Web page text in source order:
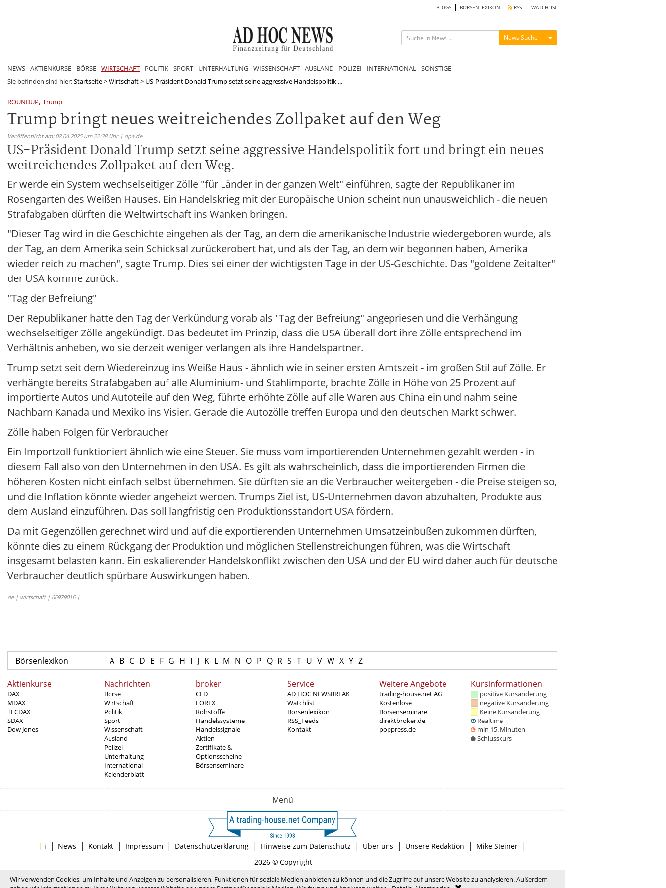
BLOGS BÖRSENLEXIKON RSS WATCHLIST
News Suche Menü ein-/ausblenden
NEWS AKTIENKURSE BÖRSE WIRTSCHAFT POLITIK SPORT UNTERHALTUNG WISSENSCHAFT AUSLAND POLIZEI INTERNATIONAL SONSTIGE
Sie befinden sind hier:Startseite>Wirtschaft> US-Präsident Donald Trump setzt seine aggressive Handelspolitik ...
ROUNDUP, Trump
Trump bringt neues weitreichendes Zollpaket auf den Weg
Veröffentlicht am: 02.04.2025 um 22:38 Uhr | dpa.de
US-Präsident Donald Trump setzt seine aggressive Handelspolitik fort und bringt ein neues
weitreichendes Zollpaket auf den Weg.
Er werde ein System wechselseitiger Zölle "für Länder in der ganzen Welt" einführen, sagte der Republikaner im
Rosengarten des Weißen Hauses. Ein Handelskrieg mit der Europäische Union scheint nun unausweichlich - die neuen
Strafabgaben dürften die Weltwirtschaft ins Wanken bringen.
"Dieser Tag wird in die Geschichte eingehen als der Tag, an dem die amerikanische Industrie wiedergeboren wurde, als
der Tag, an dem Amerika sein Schicksal zurückerobert hat, und als der Tag, an dem wir begonnen haben, Amerika
wieder reich zu machen", sagte Trump. Dies sei einer der wichtigsten Tage in der US-Geschichte. Das "goldene Zeitalter"
der USA komme zurück.
"Tag der Befreiung"
Der Republikaner hatte den Tag der Verkündung vorab als "Tag der Befreiung" angepriesen und die Verhängung
wechselseitiger Zölle angekündigt. Das bedeutet im Prinzip, dass die USA überall dort ihre Zölle entsprechend im
Verhältnis anheben, wo sie derzeit weniger verlangen als ihre Handelspartner.
Trump setzt seit dem Wiedereinzug ins Weiße Haus - ähnlich wie in seiner ersten Amtszeit - im großen Stil auf Zölle. Er
verhängte bereits Strafabgaben auf alle Aluminium- und Stahlimporte, brachte Zölle in Höhe von 25 Prozent auf
importierte Autos und Autoteile auf den Weg, führte erhöhte Zölle auf alle Waren aus China ein und nahm seine
Nachbarn Kanada und Mexiko ins Visier. Gerade die Autozölle treffen Europa und den deutschen Markt schwer.
Zölle haben Folgen für Verbraucher
Ein Importzoll funktioniert ähnlich wie eine Steuer. Sie muss vom importierenden Unternehmen gezahlt werden - in
diesem Fall also von den Unternehmen in den USA. Es gilt als wahrscheinlich, dass die importierenden Firmen die
höheren Kosten nicht einfach selbst übernehmen. Sie dürften sie an die Verbraucher weitergeben - die Preise steigen so,
und die Inflation könnte wieder angeheizt werden. Trumps Ziel ist, US-Unternehmen davon abzuhalten, Produkte aus
dem Ausland einzuführen. Das soll langfristig den Produktionsstandort USA fördern.
Da mit Gegenzöllen gerechnet wird und auf die exportierenden Unternehmen Umsatzeinbußen zukommen dürften,
könnte dies zu einem Rückgang der Produktion und möglichen Stellenstreichungen führen, was die Wirtschaft
insgesamt belasten kann. Ein eskalierender Handelskonflikt zwischen den USA und der EU wird daher auch für deutsche
Verbraucher deutlich spürbare Auswirkungen haben.
de | wirtschaft | 66979016 |
Börsenlexikon A B C D E F G H I J K L M N O P Q R S T U V W X Y Z
Aktienkurse
DAX
MDAX
TECDAX
SDAX
Dow Jones
Nachrichten
Börse
Wirtschaft
Politik
Sport
Wissenschaft
Ausland
Polizei
Unterhaltung
International
Kalenderblatt
broker
CFD
FOREX
Rohstoffe
Handelssysteme
Handelssignale
Aktien
Zertifikate &
Optionsscheine
Börsenseminare
Service
AD HOC NEWSBREAK
Watchlist
Börsenlexikon
RSS_Feeds
Kontakt
Weitere Angebote
trading-house.net AG
Kostenlose
Börsenseminare
direktbroker.de
poppress.de
Kursinformationen
positive Kursänderung
negative Kursänderung
Keine Kursänderung
Realtime
min 15. Minuten
Schlusskurs
Menü
| i | News | Kontakt | Impressum | Datenschutzerklärung | Hinweise zum Datenschutz | Über uns | Unsere Redaktion | Mike Steiner |
2026 © Copyright
Wir verwenden Cookies, um Inhalte und Anzeigen zu personalisieren, Funktionen für soziale Medien anbieten zu können und die Zugriffe auf unsere Website zu analysieren. Außerdem